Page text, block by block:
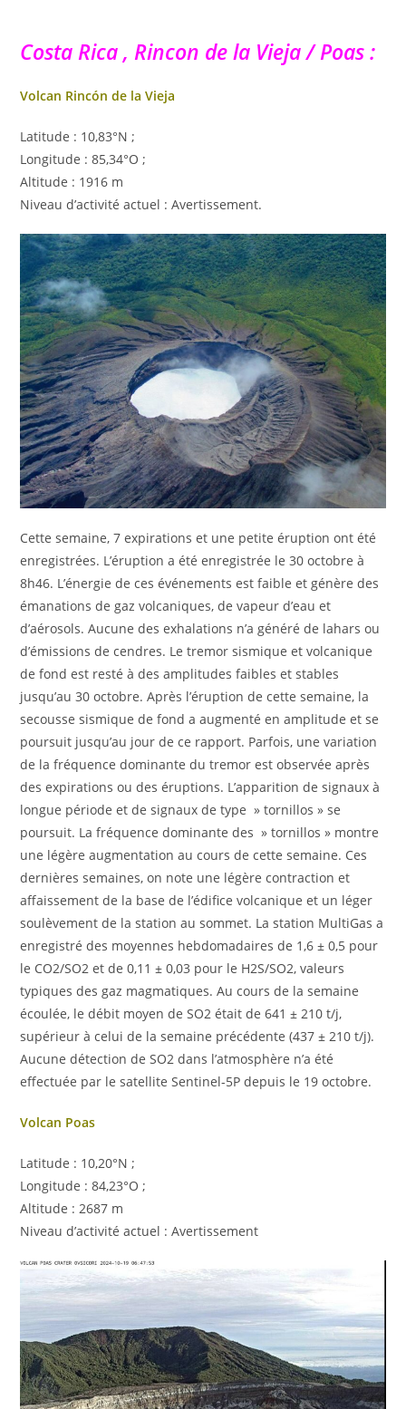
Costa Rica , Rincon de la Vieja / Poas :
Volcan Rincón de la Vieja
Latitude : 10,83°N ;
Longitude : 85,34°O ;
Altitude : 1916 m
Niveau d’activité actuel : Avertissement.
Cette semaine, 7 expirations et une petite éruption ont été
enregistrées. L’éruption a été enregistrée le 30 octobre à
8h46. L’énergie de ces événements est faible et génère des
émanations de gaz volcaniques, de vapeur d’eau et
d’aérosols. Aucune des exhalations n’a généré de lahars ou
d’émissions de cendres. Le tremor sismique et volcanique
de fond est resté à des amplitudes faibles et stables
jusqu’au 30 octobre. Après l’éruption de cette semaine, la
secousse sismique de fond a augmenté en amplitude et se
poursuit jusqu’au jour de ce rapport. Parfois, une variation
de la fréquence dominante du tremor est observée après
des expirations ou des éruptions. L’apparition de signaux à
longue période et de signaux de type » tornillos » se
poursuit. La fréquence dominante des » tornillos » montre
une légère augmentation au cours de cette semaine. Ces
dernières semaines, on note une légère contraction et
affaissement de la base de l’édifice volcanique et un léger
soulèvement de la station au sommet. La station MultiGas a
enregistré des moyennes hebdomadaires de 1,6 ± 0,5 pour
le CO2/SO2 et de 0,11 ± 0,03 pour le H2S/SO2, valeurs
typiques des gaz magmatiques. Au cours de la semaine
écoulée, le débit moyen de SO2 était de 641 ± 210 t/j,
supérieur à celui de la semaine précédente (437 ± 210 t/j).
Aucune détection de SO2 dans l’atmosphère n’a été
effectuée par le satellite Sentinel-5P depuis le 19 octobre.
Volcan Poas
Latitude : 10,20°N ;
Longitude : 84,23°O ;
Altitude : 2687 m
Niveau d’activité actuel : Avertissement